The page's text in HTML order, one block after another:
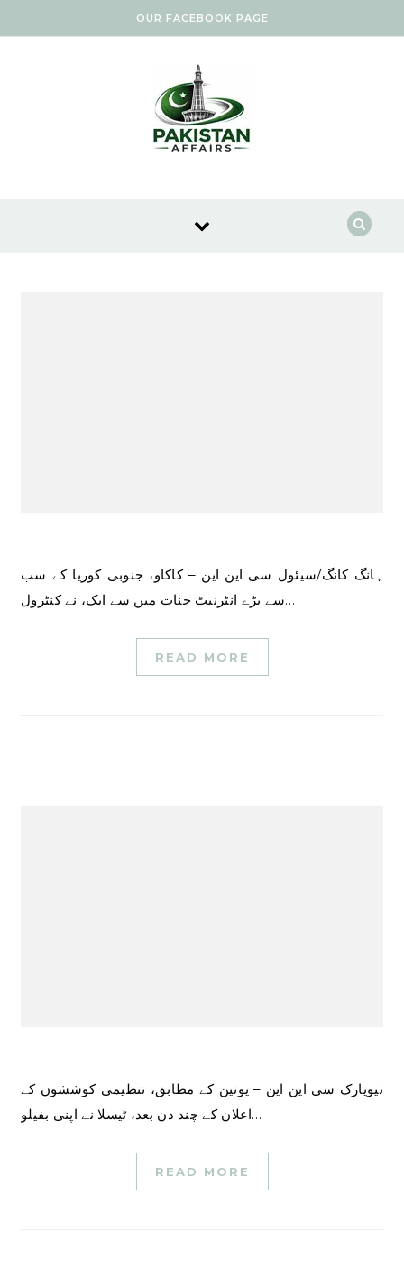
OUR FACEBOOK PAGE
ہانگ کانگ/سیئول سی این این – کاکاو، جنوبی کوریا کے سب
سے بڑے انٹرنیٹ جنات میں سے ایک، نے کنٹرول…
READ MORE
نیویارک سی این این – یونین کے مطابق، تنظیمی کوششوں کے
اعلان کے چند دن بعد، ٹیسلا نے اپنی بفیلو…
READ MORE